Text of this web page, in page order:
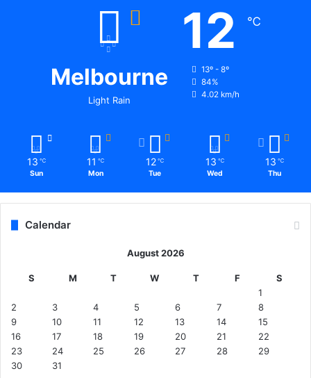
Melbourne
Light Rain
12 ℃
13º - 8º
84%
4.02 km/h
13 ℃
Sun
11 ℃
Mon
12 ℃
Tue
13 ℃
Wed
13 ℃
Thu
Calendar
August 2026
S M T W T F
S
1
2
3 4 5 6 7
8
9
10 11 12 13 14
15
16
17 18 19 20 21
22
23
24 25 26 27 28
29
30
31